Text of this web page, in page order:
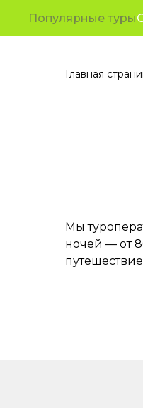
Туры
в
Самарканд
Популярные туры
Главная
Мы
ночей — от